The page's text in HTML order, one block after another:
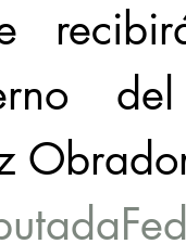
del